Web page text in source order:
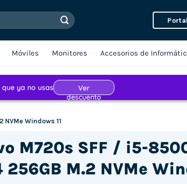
Móviles Monitores Accesorios de
NVMe Windows 11
M720s SFF / i5-
256GB M.2 NVMe